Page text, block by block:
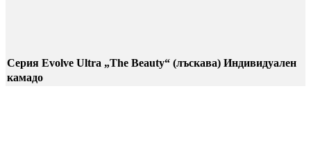
Серия Evolve Ultra „The Beauty“ (лъскава) Индивидуален
камадо